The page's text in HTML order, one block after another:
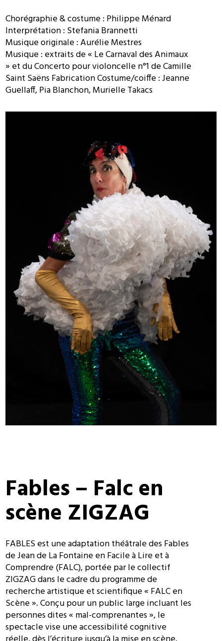
Chorégraphie & costume : Philippe Ménard
Interprétation : Stefania Brannetti
Musique originale : Aurélie Mestres
Musique : extraits de « Le Carnaval des Animaux
» et du Concerto pour violoncelle n°1 de Camille
Saint Saëns Fabrication Costume/coiffe : Jeanne
Guellaff, Pia Blanchon, Murielle Takacs
Fables – Falc en
scène ZIGZAG
FABLES est une adaptation théâtrale des Fables
de Jean de La Fontaine en Facile à Lire et à
Comprendre (FALC), portée par le collectif
ZIGZAG dans le cadre du programme de
recherche artistique et scientifique « FALC en
Scène ». Conçu pour un public large incluant les
personnes dites « mal-comprenantes », le
spectacle vise une accessibilité cognitive